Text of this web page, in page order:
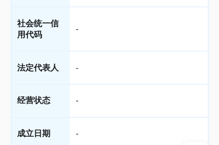
社会统一信
用代码
-
法定代表人 -
经营状态 -
成立日期 -